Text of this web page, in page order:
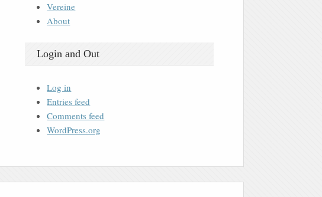
Vereine
About
Login and Out
Log in
Entries feed
Comments feed
WordPress.org